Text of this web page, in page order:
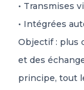
• Transmises
• Intégrées
Objectif : plus
et des
principe, tout